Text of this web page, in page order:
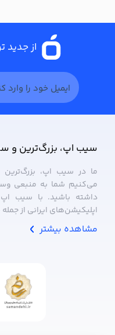
از جدید
سیب ‌اپ، بزرگ‌ترین و
ما در سیب ‌اپ، بزرگ‌ترین
می‌کنیم شما به منبعی
داشته باشید. با سیب
اپلیکیشن‌های ایرانی از
مشاهده بیشتر